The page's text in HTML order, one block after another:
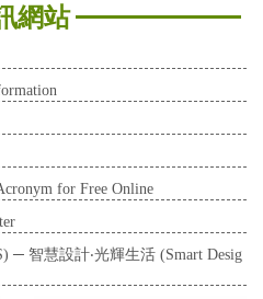
網站
for Free Online
─ 智慧設計‧光輝生活 (Smart Desig